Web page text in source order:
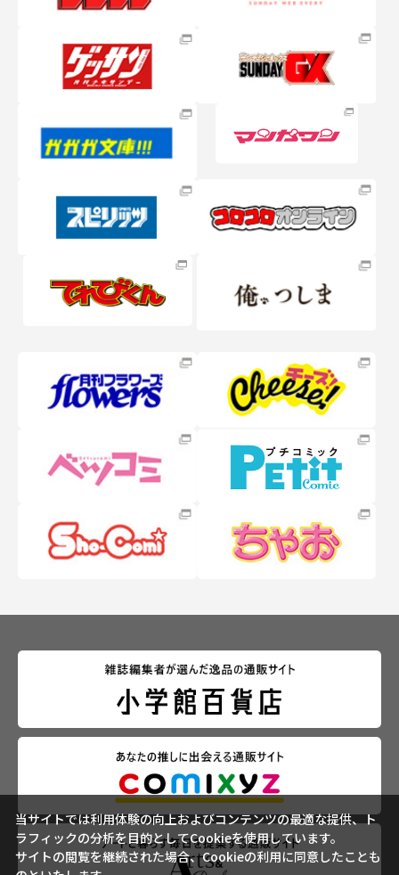
当サイトでは利用体験の向上およびコンテンツの最適な提供、ト
ラフィックの分析を目的としてCookieを使用しています。
サイトの閲覧を継続された場合、Cookieの利用に同意したことも